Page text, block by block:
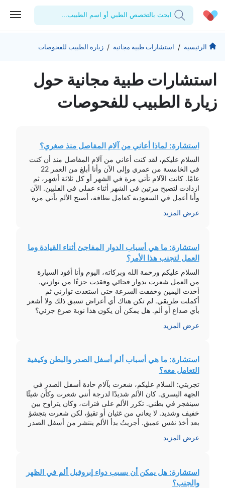
ابحث بالتخصص الطبي أو اسم الطبيب...
الحساب الشخصي
الوصفات الطبية
اختبارات المعمل
تسجيل الخروج
الشركة
المدونة
المقالات الطبية
الرئيسية / استشارات طبية مجانية / زيارة الطبيب للفحوصات
استشارات طبیة مجانیة حول
زيارة الطبيب للفحوصات
استشارة: لماذا أعاني من آلام المفاصل منذ صغري؟
السلام عليكم، لقد كنت أعاني من آلام المفاصل منذ أن كنت
في الخامسة من عمري وإلى الآن وأنا أبلغ من العمر 22
عامًا. كانت الآلام تأتي مرة في الشهر أو كل ثلاثة أشهر، ثم
ازدادت لتصبح مرتين في الشهر أثناء عملي في الفلبين. الآن
وأنا أعمل في السعودية كعامل نظافة، أصبح الألم يأتي مرة
عرض المزيد
استشارة: ما هي أسباب الدوار المفاجئ أثناء القيادة وما
العمل لتجنب هذا الأمر؟
السلام عليكم ورحمة الله وبركاته، اليوم وأنا أقود السيارة
من العمل شعرت بدوار فجائي وفقدت جزءًا من توازني.
أخذت اليمين وخففت السرعة حتى استعدت توازني ثم
أكملت طريقي. لم تكن هناك أي أعراض تسبق ذلك ولا أشعر
بأي صداع أو ألم. هل يمكن أن يكون هذا نوبة صرع جزئي؟
عرض المزيد
استشارة: ما هي أسباب ألم أسفل الصدر والبطن وكيفية
التعامل معه؟
تجربتي: السلام عليكم، شعرت بآلام حادة أسفل الصدر في
الجهة اليسرى. كان الألم شديدًا لدرجة أنني شعرت وكأن شيئًا
سينفجر في بطني. تكرر الألم على فترات، وكان يتراوح بين
خفيف وشديد. لا يعاني من غثيان أو تقيؤ، لكن شعرت بتجشؤ
بعد أخذ نفس عميق. أجريتُ بدأ الألم ينتشر من أسفل الصدر
عرض المزيد
استشارة: هل يمكن أن يسبب دواء إبروفيل ألم في الظهر
والجنب؟